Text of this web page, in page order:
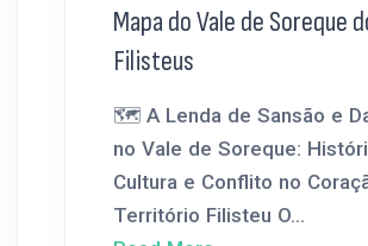
Mapa do Vale de Soreque
Filisteus
🗺️ A Lenda de Sansão e
no Vale de Soreque:
Cultura e Conflito no
Território Filisteu O...